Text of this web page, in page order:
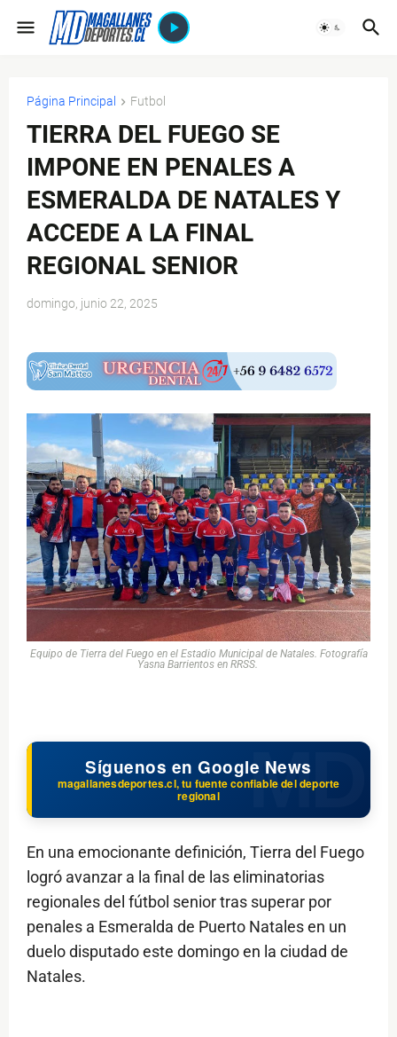
Página Principal Futbol
TIERRA DEL FUEGO SE
IMPONE EN PENALES A
ESMERALDA DE NATALES Y
ACCEDE A LA FINAL
REGIONAL SENIOR
domingo, junio 22, 2025
Equipo de Tierra del Fuego en el Estadio Municipal de Natales. Fotografía
Yasna Barrientos en RRSS.
Síguenos en Google News
magallanesdeportes.cl, tu fuente confiable del deporte
regional
En una emocionante definición, Tierra del Fuego
logró avanzar a la final de las eliminatorias
regionales del fútbol senior tras superar por
penales a Esmeralda de Puerto Natales en un
duelo disputado este domingo en la ciudad de
Natales.